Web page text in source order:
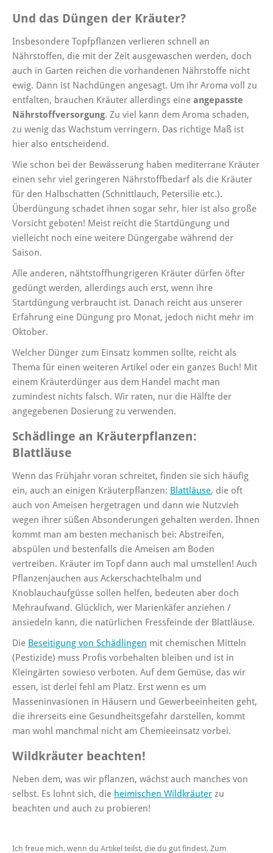
Und das Düngen der Kräuter?
Insbesondere Topfpflanzen verlieren schnell an
Nährstoffen, die mit der Zeit ausgewaschen werden, doch
auch in Garten reichen die vorhandenen Nährstoffe nicht
ewig. Dann ist Nachdüngen angesagt. Um ihr Aroma voll zu
entfalten, brauchen Kräuter allerdings eine angepasste
Nährstoffversorgung. Zu viel kann dem Aroma schaden,
zu wenig das Wachstum verringern. Das richtige Maß ist
hier also entscheidend.
Wie schon bei der Bewässerung haben mediterrane Kräuter
einen sehr viel geringeren Nährstoffbedarf als die Kräuter
für den Halbschatten (Schnittlauch, Petersilie etc.).
Überdüngung schadet ihnen sogar sehr, hier ist also große
Vorsicht geboten! Meist reicht die Startdüngung und
vielleicht noch eine weitere Düngergabe während der
Saison.
Alle anderen, nähtstoffhungrigeren Kräuter dürfen öfter
gedüngt werden, allerdings auch erst, wenn ihre
Startdüngung verbraucht ist. Danach reicht aus unserer
Erfahrung eine Düngung pro Monat, jedoch nicht mehr im
Oktober.
Welcher Dünger zum Einsatz kommen sollte, reicht als
Thema für einen weiteren Artikel oder ein ganzes Buch! Mit
einem Kräuterdünger aus dem Handel macht man
zumindest nichts falsch. Wir raten, nur die Hälfte der
angegebenen Dosierung zu verwenden.
Schädlinge an Kräuterpflanzen:
Blattläuse
Wenn das Frühjahr voran schreitet, finden sie sich häufig
ein, auch an einigen Kräuterpflanzen: Blattläuse, die oft
auch von Ameisen hergetragen und dann wie Nutzvieh
wegen ihrer süßen Absonderungen gehalten werden. Ihnen
kommt man am besten mechanisch bei: Abstreifen,
abspülen und bestenfalls die Ameisen am Boden
vertreiben. Kräuter im Topf dann auch mal umstellen! Auch
Pflanzenjauchen aus Ackerschachtelhalm und
Knoblauchaufgüsse sollen helfen, bedeuten aber doch
Mehraufwand. Glücklich, wer Marienkäfer anziehen /
ansiedeln kann, die natürlichen Fressfeinde der Blattläuse.
Die Beseitigung von Schädlingen mit chemischen Mitteln
(Pestizide) muss Profis vorbehalten bleiben und ist in
Kleingärten sowieso verboten. Auf dem Gemüse, das wir
essen, ist derlei fehl am Platz. Erst wenn es um
Masseninvasionen in Häusern und Gewerbeeinheiten geht,
die ihrerseits eine Gesundheitsgefahr darstellen, kommt
man wohl manchmal nicht am Chemieeinsatz vorbei.
Wildkräuter beachten!
Neben dem, was wir pflanzen, wächst auch manches von
selbst. Es lohnt sich, die heimischen Wildkräuter zu
beachten und auch zu probieren!
Ich freue mich, wenn du Artikel teilst, die du gut findest. Zum